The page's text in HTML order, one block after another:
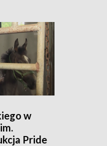
w
Pride